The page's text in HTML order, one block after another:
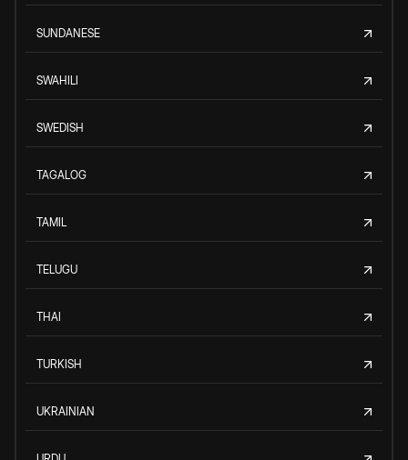
SUNDANESE
SWAHILI
SWEDISH
TAGALOG
TAMIL
TELUGU
THAI
TURKISH
UKRAINIAN